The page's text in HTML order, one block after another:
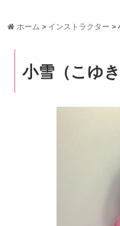
ホーム > インストラクター >
小雪（こゆき